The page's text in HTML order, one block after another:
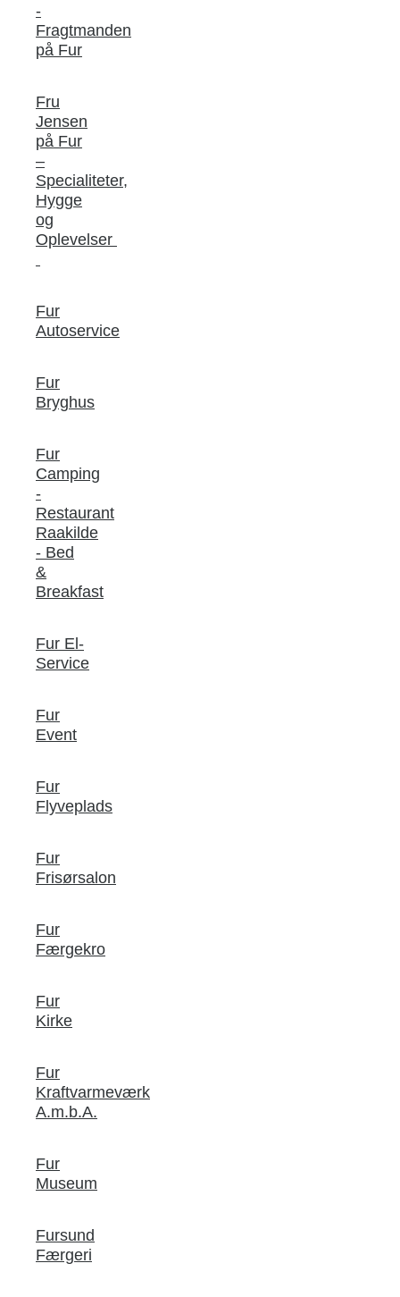
-
Fragtmanden
på Fur
Fru
Jensen
på Fur
–
Specialiteter,
Hygge
og
Oplevelser
Fur
Autoservice
Fur
Bryghus
Fur
Camping
-
Restaurant
Raakilde
- Bed
&
Breakfast
Fur El-
Service
Fur
Event
Fur
Flyveplads
Fur
Frisørsalon
Fur
Færgekro
Fur
Kirke
Fur
Kraftvarmeværk
A.m.b.A.
Fur
Museum
Fursund
Færgeri